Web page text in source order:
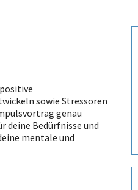
sowie Stressoren
genau
deine Bedürfnisse und
mentale und